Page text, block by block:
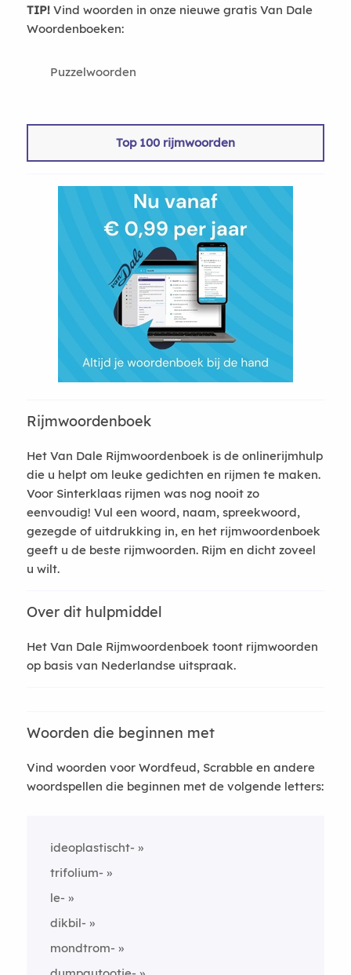
TIP!Vind woorden in onze nieuwe gratis Van Dale
Woordenboeken:
Puzzelwoorden
Top 100 rijmwoorden
Rijmwoordenboek
Het Van Dale Rijmwoordenboek is de onlinerijmhulp
die u helpt om leuke gedichten en rijmen te maken.
Voor Sinterklaas rijmen was nog nooit zo
eenvoudig! Vul een woord, naam, spreekwoord,
gezegde of uitdrukking in, en het rijmwoordenboek
geeft u de beste rijmwoorden. Rijm en dicht zoveel
u wilt.
Over dit hulpmiddel
Het Van Dale Rijmwoordenboek toont rijmwoorden
op basis van Nederlandse uitspraak.
Woorden die beginnen met
Vind woorden voor Wordfeud, Scrabble en andere
woordspellen die beginnen met de volgende letters:
ideoplastischt-
trifolium-
le-
dikbil-
mondtrom-